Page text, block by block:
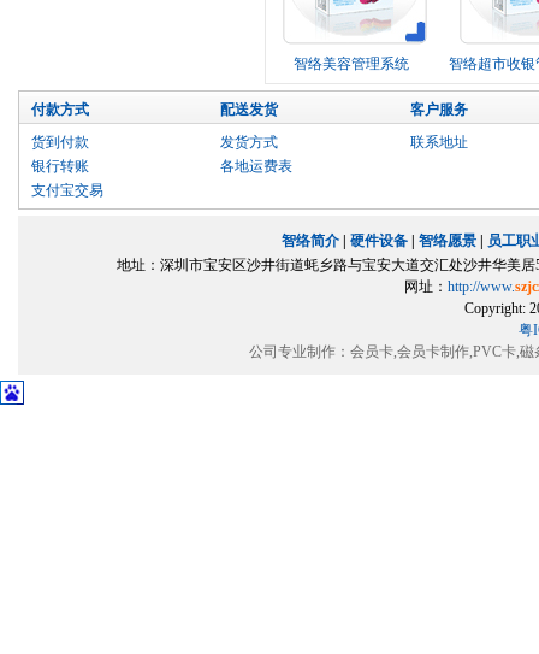
智络美容管理系统
智络超市收
统
付款方式
货到付款
银行转账
支付宝交易
配送发货
发货方式
各地运费表
客户服务
联系地址
智络简介| 硬件设备| 智络愿景|
员工职
地址：深圳市宝安区沙井街道蚝乡路与宝安大道交汇处沙井华美居
网址： http://www.
Copyright:
粤
公司专业制作：会员卡,会员卡制作,PVC卡,